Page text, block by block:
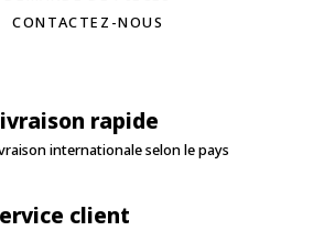
CONTACTEZ-NOUS
rapide
internationale selon le pays
client